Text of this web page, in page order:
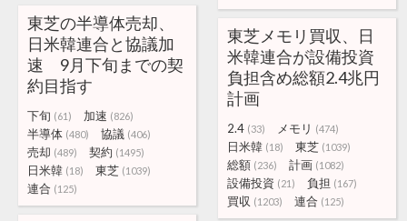
東芝の半導体売却、
日米韓連合と協議加
速 9月下旬までの契
約目指す
下旬 (61) 加速 (826)
半導体 (480) 協議 (406)
売却 (489) 契約 (1495)
日米韓 (18) 東芝 (1039)
連合 (125)
東芝メモリ買収、日
米韓連合が設備投資
負担含め総額2.4兆円
計画
2.4 (33) メモリ (474)
日米韓 (18) 東芝 (1039)
総額 (236) 計画 (1082)
設備投資 (21) 負担 (167)
買収 (1203) 連合 (125)